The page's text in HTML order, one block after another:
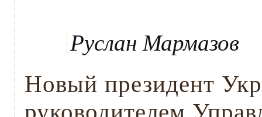
Руслан Мармазов
Новый президент
руководителем